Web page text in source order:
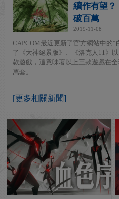
續作有望？
破百萬
2019-11-08
CAPCOM最近更新了官方網站中的
了《大神絕景版》、《洛克人11》
款遊戲，這意味著以上三款遊戲在
萬套。...
[更多相關新聞]